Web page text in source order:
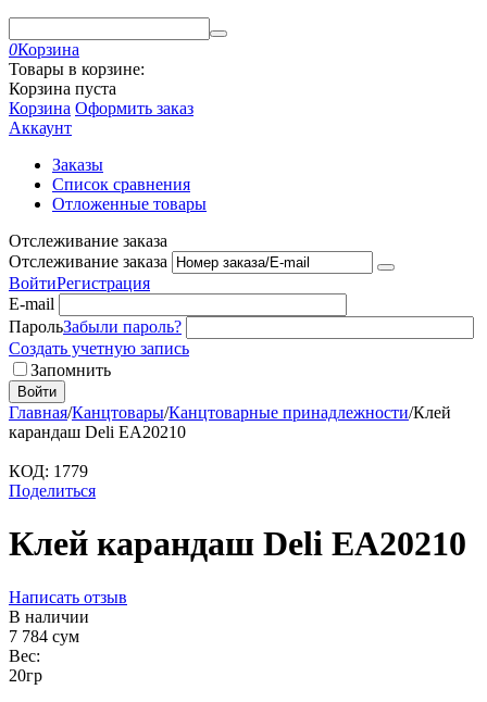
0Корзина
Товары в корзине:
Корзина пуста
Корзина Оформить заказ
Аккаунт
Заказы
Список сравнения
Отложенные товары
Отслеживание заказа
Отслеживание заказа
ВойтиРегистрация
E-mail
ПарольЗабыли пароль?
Создать учетную запись
Запомнить
Войти
Главная/Канцтовары/Канцтоварные принадлежности/Клей
карандаш Deli EA20210
КОД: 1779
Поделиться
Клей карандаш Deli EA20210
Написать отзыв
В наличии
7 784 сум
Вес:
20гр